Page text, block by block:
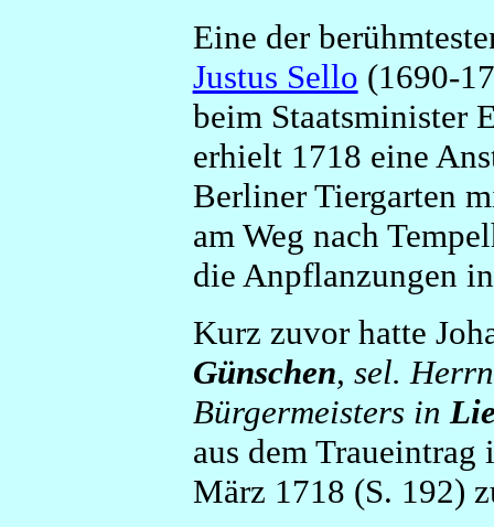
Eine der
Justus Sello (1690-
beim Staatsminister
erhielt 1718 eine
Berliner Tiergarten
am Weg nach
die Anpflanzungen
Kurz zuvor hatte
Günschen, sel.
Bürgermeisters in
aus dem
März 1718 (S. 192)